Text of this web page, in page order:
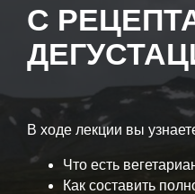
С
В ходе лекции вы
Что есть
Как составить